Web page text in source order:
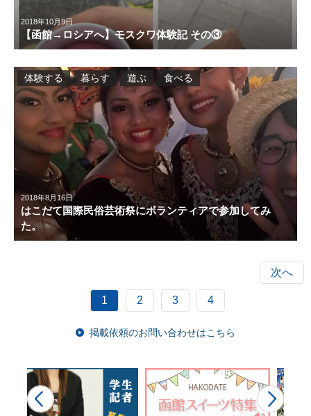
2018年10月9日
【函館→ロシアへ】モスクワ体験記 その③
2018年8月16日
はこだて国際民俗芸術祭にボランティアで参加してみ
た。
体験する 暮らす 遊ぶ 食べる
1 2 3 4
次へ
掲載依頼のお問い合わせはこちら